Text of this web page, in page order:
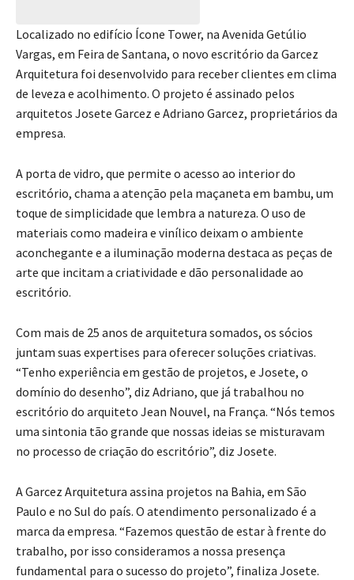
Localizado no edifício Ícone Tower, na Avenida Getúlio
Vargas, em Feira de Santana, o novo escritório da Garcez
Arquitetura foi desenvolvido para receber clientes em clima
de leveza e acolhimento. O projeto é assinado pelos
arquitetos Josete Garcez e Adriano Garcez, proprietários da
empresa.
A porta de vidro, que permite o acesso ao interior do
escritório, chama a atenção pela maçaneta em bambu, um
toque de simplicidade que lembra a natureza. O uso de
materiais como madeira e vinílico deixam o ambiente
aconchegante e a iluminação moderna destaca as peças de
arte que incitam a criatividade e dão personalidade ao
escritório.
Com mais de 25 anos de arquitetura somados, os sócios
juntam suas expertises para oferecer soluções criativas.
“Tenho experiência em gestão de projetos, e Josete, o
domínio do desenho”, diz Adriano, que já trabalhou no
escritório do arquiteto Jean Nouvel, na França. “Nós temos
uma sintonia tão grande que nossas ideias se misturavam
no processo de criação do escritório”, diz Josete.
A Garcez Arquitetura assina projetos na Bahia, em São
Paulo e no Sul do país. O atendimento personalizado é a
marca da empresa. “Fazemos questão de estar à frente do
trabalho, por isso consideramos a nossa presença
fundamental para o sucesso do projeto”, finaliza Josete.